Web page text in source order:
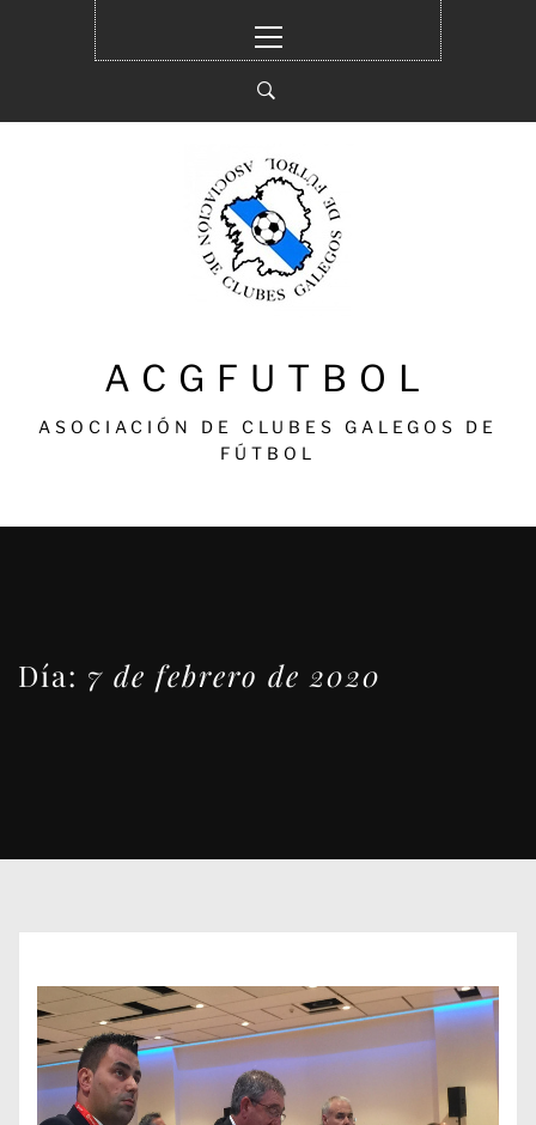
principal
ACGFUTBOL
ASOCIACIÓN DE CLUBES GALEGOS DE
FÚTBOL
Día: 7 de febrero de 2020